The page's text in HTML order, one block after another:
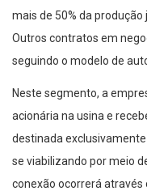
mais de 50% da
Outros contratos em
seguindo o modelo de
Neste segmento, a
acionária na usina e
destinada
se viabilizando por meio
conexão ocorrerá através